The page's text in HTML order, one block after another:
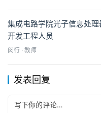
集成电路学院光子信息处
开发工程人员
闵行 · 教师
发表回复